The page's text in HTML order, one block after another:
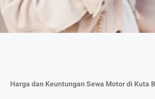
Harga dan Keuntungan Sewa Motor di Kuta